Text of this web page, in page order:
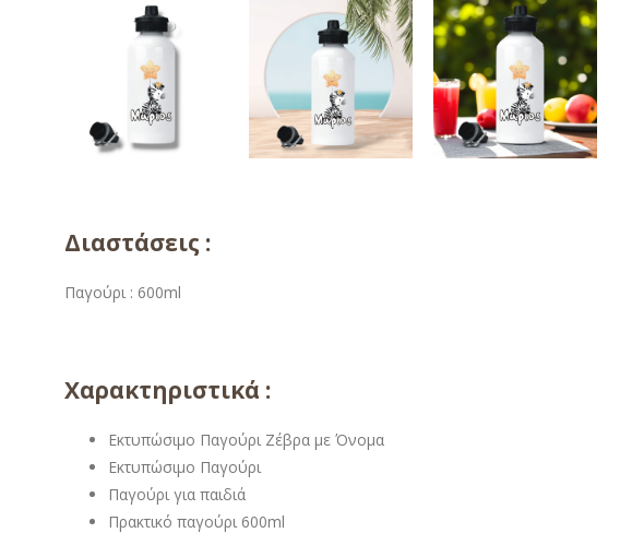
Διαστάσεις :
Παγούρι : 600ml
Χαρακτηριστικά :
Εκτυπώσιμο Παγούρι Ζέβρα με Όνομα
Εκτυπώσιμο Παγούρι
Παγούρι για παιδιά
Πρακτικό παγούρι 600ml